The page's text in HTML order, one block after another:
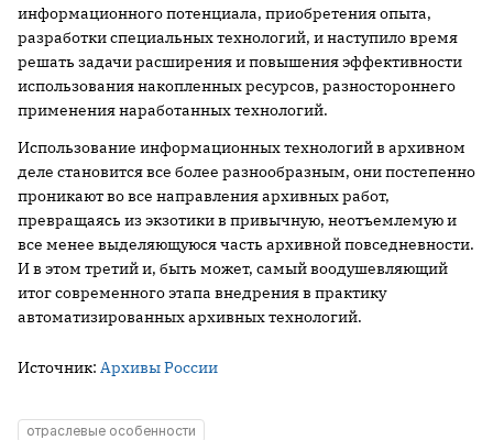
информационного потенциала, приобретения опыта,
разработки специальных технологий, и наступило время
решать задачи расширения и повышения эффективности
использования накопленных ресурсов, разностороннего
применения наработанных технологий.
Использование информационных технологий в архивном
деле становится все более разнообразным, они постепенно
проникают во все направления архивных работ,
превращаясь из экзотики в привычную, неотъемлемую и
все менее выделяющуюся часть архивной повседневности.
И в этом третий и, быть может, самый воодушевляющий
итог современного этапа внедрения в практику
автоматизированных архивных технологий.
Источник: Архивы России
отраслевые особенности